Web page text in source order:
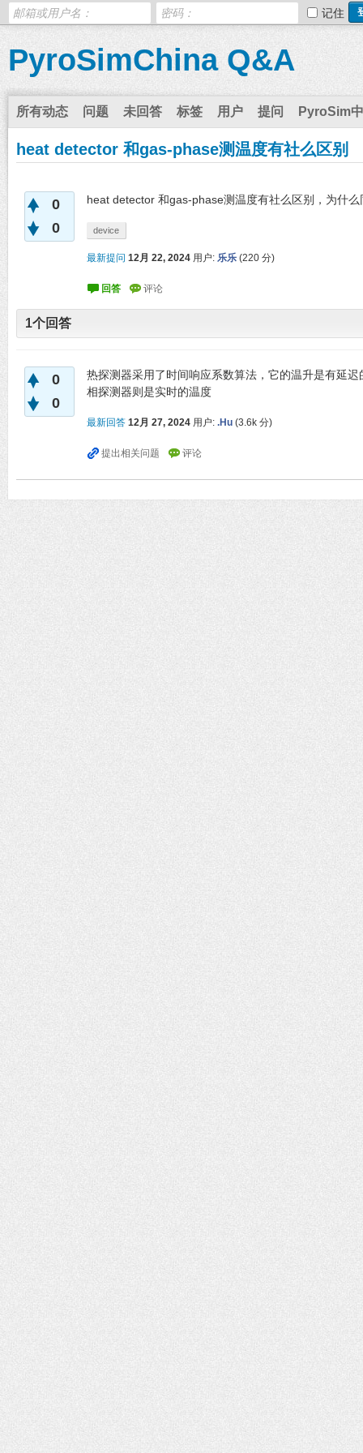
记住
PyroSimChina Q&A
所有动态 问题 未回答 标签 用户 提问 PyroSim
heat detector 和gas-phase测温度有社么区别
0
0
heat detector 和gas-phase测温度有社么区别，为什
device
最新提问 12月 22, 2024 用户: 乐乐 (220 分)
1个回答
0
0
热探测器采用了时间响应系数算法，它的温升是有延
相探测器则是实时的温度
最新回答 12月 27, 2024 用户: .Hu (3.6k 分)